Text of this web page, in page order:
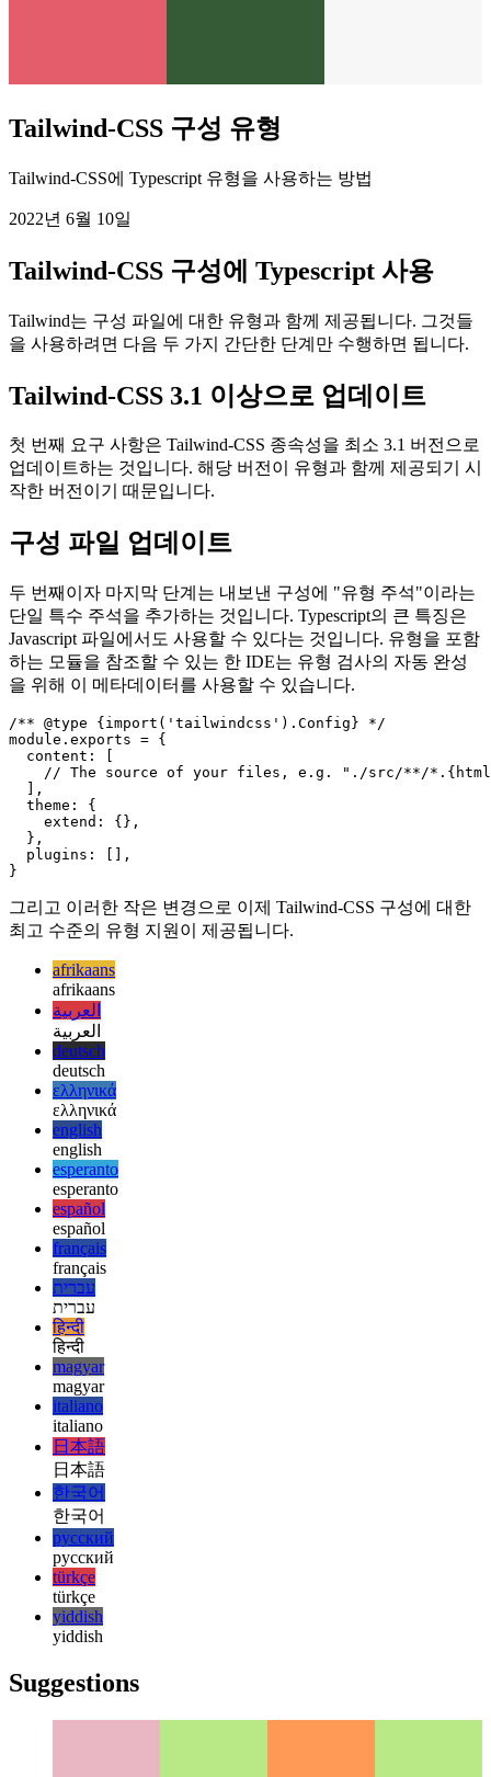
Tailwind-CSS 구성 유형
2022년 6월 10일
Tailwind-CSS 구성에 Typescript 사용
Tailwind는 구성 파일에 대한 유형과 함께 제공됩니다. 그것들
을 사용하려면 다음 두 가지 간단한 단계만 수행하면 됩니다.
Tailwind-CSS 3.1 이상으로 업데이트
첫 번째 요구 사항은 Tailwind-CSS 종속성을 최소 3.1 버전으로
업데이트하는 것입니다. 해당 버전이 유형과 함께 제공되기 시
작한 버전이기 때문입니다.
구성 파일 업데이트
두 번째이자 마지막 단계는 내보낸 구성에 "유형 주석"이라는
단일 특수 주석을 추가하는 것입니다. Typescript의 큰 특징은
Javascript 파일에서도 사용할 수 있다는 것입니다. 유형을 포함
하는 모듈을 참조할 수 있는 한 IDE는 유형 검사의 자동 완성
을 위해 이 메타데이터를 사용할 수 있습니다.
/** @type {import('tailwindcss').Config} */
module.exports = {
  content: [
// The source of your files, e.g. "./src/**/
  ],
  theme: {
  },
  plugins: [],
그리고 이러한 작은 변경으로 이제 Tailwind-CSS 구성에 대한
최고 수준의 유형 지원이 제공됩니다.
afrikaans
afrikaans
العربية
العربية
deutsch
deutsch
ελληνικά
ελληνικά
english
english
esperanto
esperanto
español
español
français
français
עברית
עברית
हिन्दी
हिन्दी
magyar
magyar
italiano
italiano
日本語
日本語
한국어
한국어
русский
русский
türkçe
yiddish
yiddish